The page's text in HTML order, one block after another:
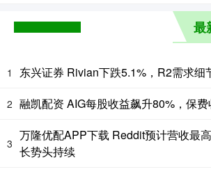
最
1 东兴证券 Rivian下跌5.1%，R2需求细
2 融凯配资 AIG每股收益飙升80%，保
3
万隆优配APP下载 Reddit预计营收最
长势头持续